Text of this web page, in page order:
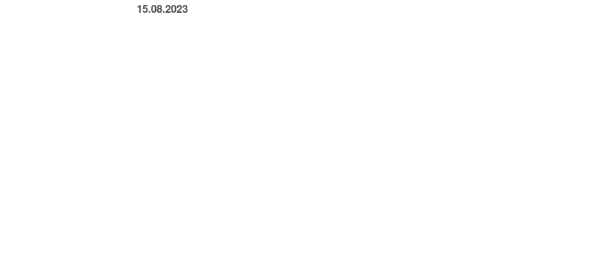
15.08.2023